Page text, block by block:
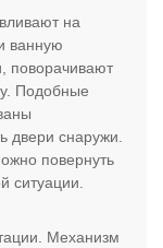
на
ванную
поворачивают
Подобные
двери снаружи.
повернуть
ситуации.
Механизм